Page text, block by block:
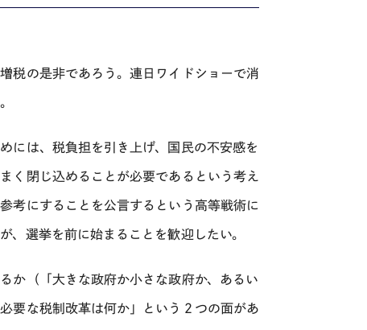
税の是非であろう。連日ワイドショーで消
には、税負担を引き上げ、国民の不安感を
く閉じ込めることが必要であるという考え
考にすることを公言するという高等戦術に
、選挙を前に始まることを歓迎したい。
か（「大きな政府か小さな政府か、あるい
要な税制改革は何か」という２つの面があ